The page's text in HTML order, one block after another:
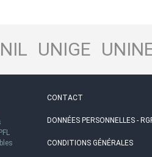
UNIGE
CONTACT
DONNÉES PERSONNELLES -
CONDITIONS GÉNÉRALES